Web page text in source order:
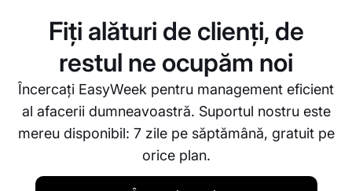
Fiți alături de clienți, de
restul ne ocupăm noi
Încercați EasyWeek pentru management eficient
al afacerii dumneavoastră. Suportul nostru este
mereu disponibil: 7 zile pe săptămână, gratuit pe
orice plan.